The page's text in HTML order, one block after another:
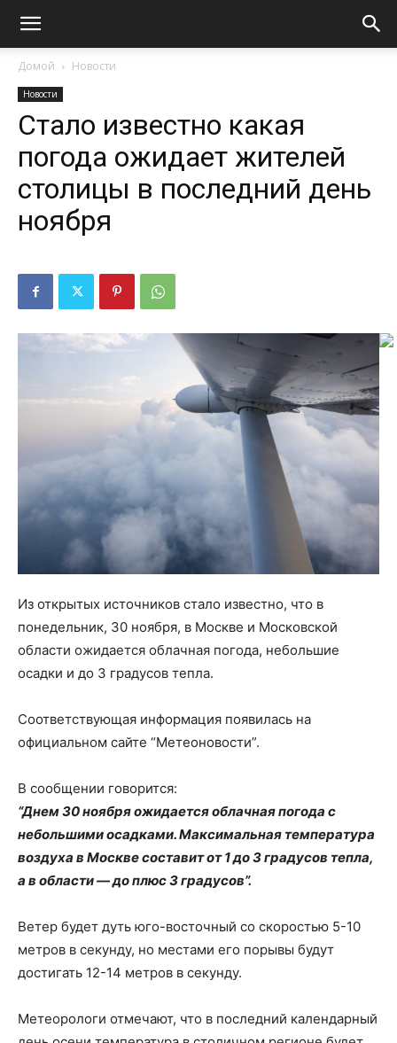
Домой Новости
Новости
Стало известно какая
погода ожидает жителей
столицы в последний день
ноября
Из открытых источников стало известно, что в
понедельник, 30 ноября, в Москве и Московской
области ожидается облачная погода, небольшие
осадки и до 3 градусов тепла.
Соответствующая информация появилась на
официальном сайте “Метеоновости”.
В сообщении говорится:
“Днем 30 ноября ожидается облачная погода с
небольшими осадками. Максимальная температура
воздуха в Москве составит от 1 до 3 градусов тепла,
а в области — до плюс 3 градусов”.
Ветер будет дуть юго-восточный со скоростью 5-10
метров в секунду, но местами его порывы будут
достигать 12-14 метров в секунду.
Метеорологи отмечают, что в последний календарный